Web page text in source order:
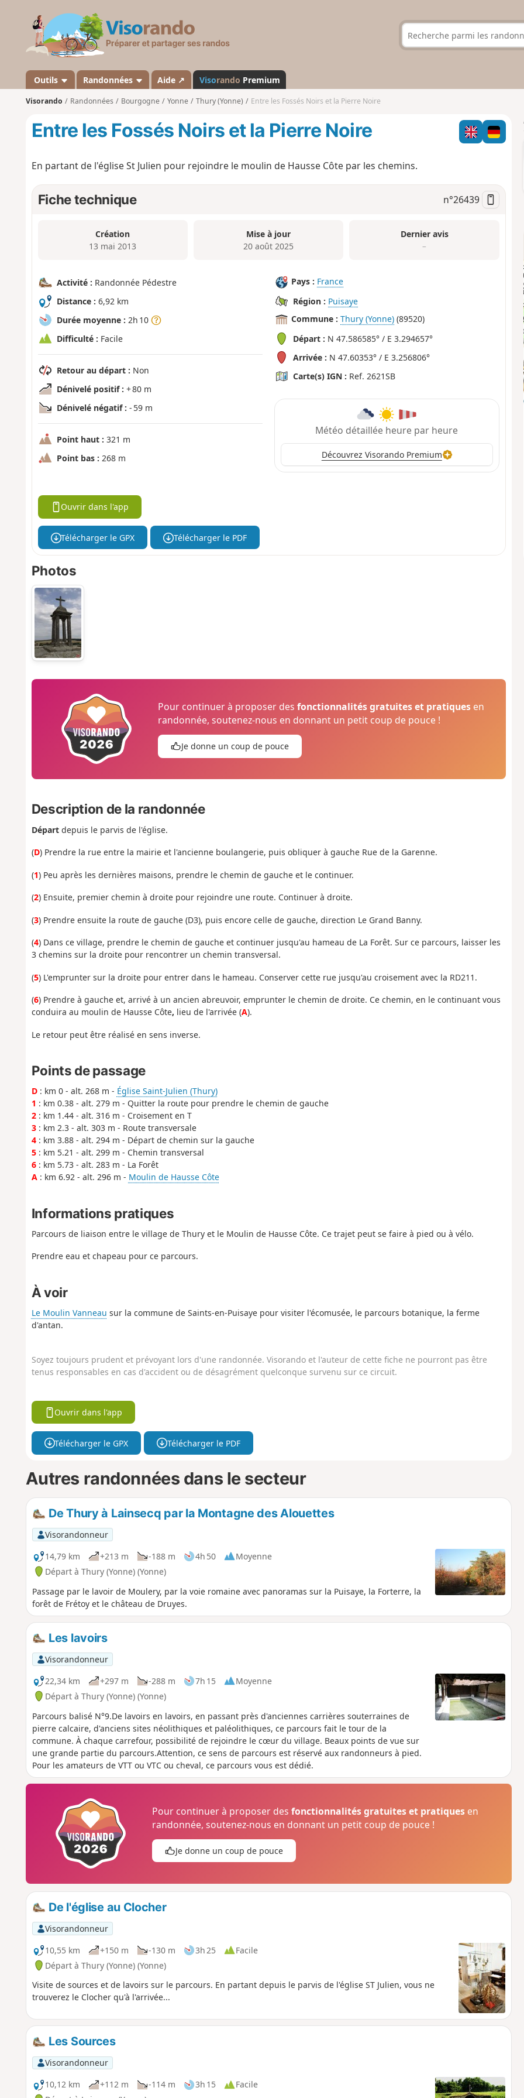
s
a
n
d
Outils Randonnées Aide ↗ Visorando Premium
Visorando Randonnées Bourgogne Yonne Thury (Yonne) Entre les Fossés Noirs et la Pierre Noire
Entre les Fossés Noirs et la Pierre Noire
En partant de l'église St Julien pour rejoindre le moulin de Hausse Côte par les chemins.
Fiche technique n°26439
Création
13 mai 2013
Mise à jour
20 août 2025
Dernier avis
–
Activité : Randonnée Pédestre
Distance : 6,92 km
Durée moyenne : 2h 10
Difficulté : Facile
Retour au départ : Non
Dénivelé positif : + 80 m
Dénivelé négatif : - 59 m
Point haut : 321 m
Point bas : 268 m
Pays : France
Région : Puisaye
Commune : Thury (Yonne) (89520)
Départ : N 47.586585° / E 3.294657°
Arrivée : N 47.60353° / E 3.256806°
Carte(s) IGN : Ref. 2621SB
Météo détaillée heure par heure
Découvrez Visorando Premium
Ouvrir dans l'app
Télécharger le GPX Télécharger le PDF
Photos
Pour continuer à proposer desfonctionnalités gratuites et pratiques en
randonnée, soutenez-nous en donnant un petit coup de pouce !
Je donne un coup de pouce
Description de la randonnée
Départdepuis le parvis de l'église.
(D) Prendre la rue entre la mairie et l'ancienne boulangerie, puis obliquer à gauche Rue de la Garenne.
(1) Peu après les dernières maisons, prendre le chemin de gauche et le continuer.
(2) Ensuite, premier chemin à droite pour rejoindre une route. Continuer à droite.
(3) Prendre ensuite la route de gauche (D3), puis encore celle de gauche, direction Le Grand Banny.
(4) Dans ce village, prendre le chemin de gauche et continuer jusqu'au hameau de La Forêt. Sur ce parcours, laisser les
3 chemins sur la droite pour rencontrer un chemin transversal.
(5) L'emprunter sur la droite pour entrer dans le hameau. Conserver cette rue jusqu'au croisement avec la RD211.
(6) Prendre à gauche et, arrivé à un ancien abreuvoir, emprunter le chemin de droite. Ce chemin, en le continuant vous
conduira au moulin de Hausse Côte, lieu de l'arrivée (A).
Le retour peut être réalisé en sens inverse.
Points de passage
D: km 0 - alt. 268 m - Église Saint-Julien (Thury)
1 : km 0.38 - alt. 279 m - Quitter la route pour prendre le chemin de gauche
2: km 1.44 - alt. 316 m - Croisement en T
3: km 2.3 - alt. 303 m - Route transversale
4: km 3.88 - alt. 294 m - Départ de chemin sur la gauche
5: km 5.21 - alt. 299 m - Chemin transversal
6: km 5.73 - alt. 283 m - La Forêt
A: km 6.92 - alt. 296 m - Moulin de Hausse Côte
Informations pratiques
Parcours de liaison entre le village de Thury et le Moulin de Hausse Côte. Ce trajet peut se faire à pied ou à vélo.
Prendre eau et chapeau pour ce parcours.
À voir
Le Moulin Vanneau sur la commune de Saints-en-Puisaye pour visiter l'écomusée, le parcours botanique, la ferme
d'antan.
Soyez toujours prudent et prévoyant lors d'une randonnée. Visorando et l'auteur de cette fiche ne pourront pas être
tenus responsables en cas d'accident ou de désagrément quelconque survenu sur ce circuit.
Ouvrir dans l'app
Télécharger le GPX Télécharger le PDF
Autres randonnées dans le secteur
De Thury à Lainsecq par la Montagne des Alouettes
Visorandonneur
14,79 km
+213 m -188 m 4h 50
Moyenne
Départ à Thury (Yonne) (Yonne)
Passage par le lavoir de Moulery, par la voie romaine avec panoramas sur la Puisaye, la Forterre, la
forêt de Frétoy et le château de Druyes.
Les lavoirs
Visorandonneur
22,34 km
+297 m -288 m 7h 15
Moyenne
Départ à Thury (Yonne) (Yonne)
Parcours balisé N°9.De lavoirs en lavoirs, en passant près d'anciennes carrières souterraines de
pierre calcaire, d'anciens sites néolithiques et paléolithiques, ce parcours fait le tour de la
commune. À chaque carrefour, possibilité de rejoindre le cœur du village. Beaux points de vue sur
une grande partie du parcours.Attention, ce sens de parcours est réservé aux randonneurs à pied.
Pour les amateurs de VTT ou VTC ou cheval, ce parcours vous est dédié.
Pour continuer à proposer desfonctionnalités gratuites et pratiques en
randonnée, soutenez-nous en donnant un petit coup de pouce !
Je donne un coup de pouce
De l'église au Clocher
Visorandonneur
10,55 km
+150 m -130 m 3h 25
Facile
Départ à Thury (Yonne) (Yonne)
Visite de sources et de lavoirs sur le parcours. En partant depuis le parvis de l'église ST Julien, vous ne
trouverez le Clocher qu'à l'arrivée...
Les Sources
Visorandonneur
10,12 km
+112 m -114 m 3h 15
Facile